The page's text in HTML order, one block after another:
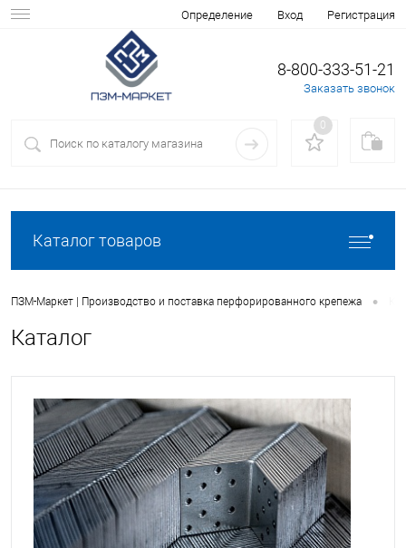
Определение Вход Регистрация
8-800-333-51-21
Заказать звонок
0
Каталог товаров
ПЗМ-Маркет | Производство и поставка перфорированного крепежа •
Каталог